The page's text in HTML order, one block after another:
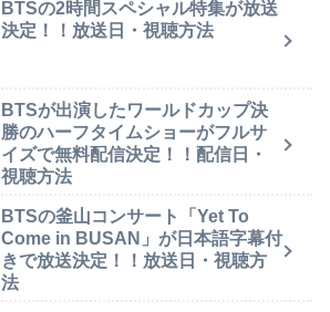
BTSの2時間スペシャル特集が放送
決定！！放送日・視聴方法
BTSが出演したワールドカップ決
勝のハーフタイムショーがフルサ
イズで無料配信決定！！配信日・
視聴方法
BTSの釜山コンサート「Yet To
Come in BUSAN」が日本語字幕付
きで放送決定！！放送日・視聴方
法